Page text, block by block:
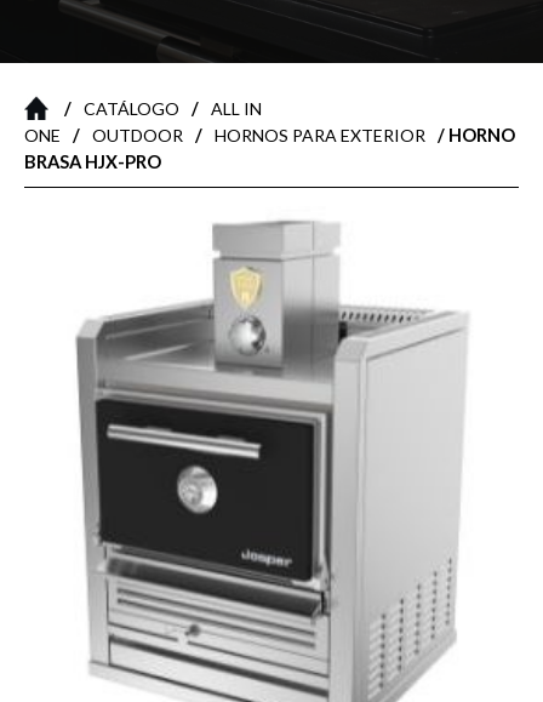
/ CATÁLOGO / ALL IN
ONE
/ OUTDOOR / HORNOS PARA EXTERIOR
/ HORNO
BRASA HJX-PRO